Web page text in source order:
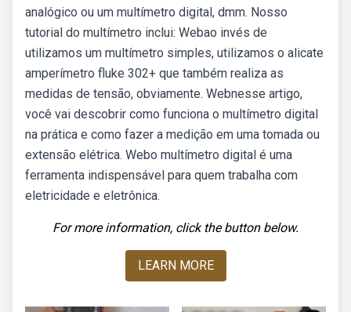
analógico ou um multímetro digital, dmm. Nosso
tutorial do multímetro inclui: Webao invés de
utilizamos um multímetro simples, utilizamos o alicate
amperímetro fluke 302+ que também realiza as
medidas de tensão, obviamente. Webnesse artigo,
você vai descobrir como funciona o multímetro digital
na prática e como fazer a medição em uma tomada ou
extensão elétrica. Webo multímetro digital é uma
ferramenta indispensável para quem trabalha com
eletricidade e eletrônica.
For more information, click the button below.
LEARN MORE